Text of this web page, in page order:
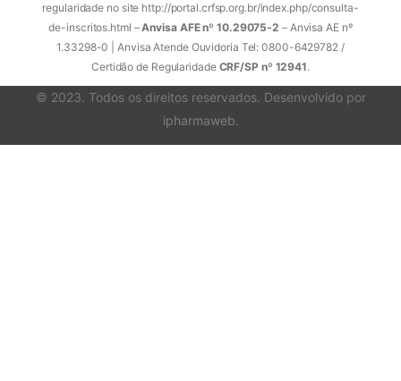
regularidade no site http://portal.crfsp.org.br/index.php/consulta-
de-inscritos.html –Anvisa AFE nº 10.29075-2 – Anvisa AE nº
1.33298-0 | Anvisa Atende Ouvidoria Tel: 0800-6429782 /
Certidão de Regularidade CRF/SP nº 12941.
© 2023. Todos os direitos reservados. Desenvolvido por
ipharmaweb.